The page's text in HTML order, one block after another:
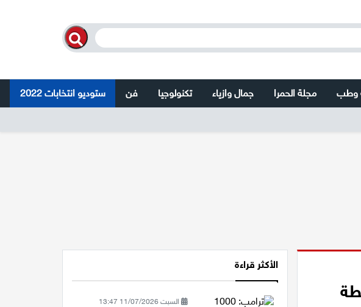
وطب مجلة الحمرا جمال وازياء تكنولوجيا فن ستوديو انتخابات 2022
الأكثر قراءة
السبت 11/07/2026 13:47